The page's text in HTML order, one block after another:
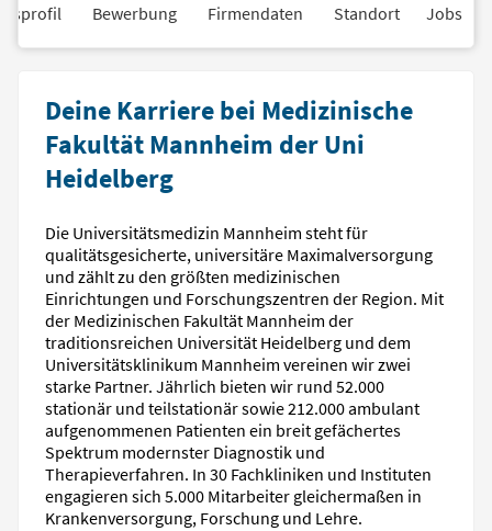
Bewerbung Firmendaten Standort Jobs
Deine Karriere bei Medizinische
Fakultät Mannheim der Uni
Heidelberg
Die Universitätsmedizin Mannheim steht für
qualitätsgesicherte, universitäre Maximalversorgung
und zählt zu den größten medizinischen
Einrichtungen und Forschungszentren der Region. Mit
der Medizinischen Fakultät Mannheim der
traditionsreichen Universität Heidelberg und dem
Universitätsklinikum Mannheim vereinen wir zwei
starke Partner. Jährlich bieten wir rund 52.000
stationär und teilstationär sowie 212.000 ambulant
aufgenommenen Patienten ein breit gefächertes
Spektrum modernster Diagnostik und
Therapieverfahren. In 30 Fachkliniken und Instituten
engagieren sich 5.000 Mitarbeiter gleichermaßen in
Krankenversorgung, Forschung und Lehre.